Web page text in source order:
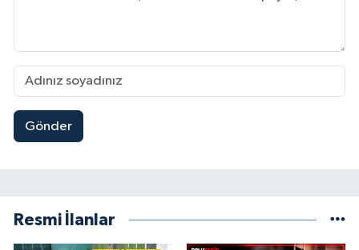
Gönder
Resmi İlanlar